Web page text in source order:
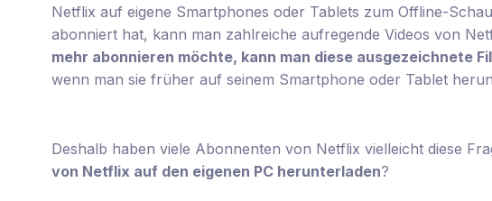
Netflix auf eigene Smartphones oder Tablets zum Offline-
abonniert hat, kann man zahlreiche aufregende Videos von
mehr abonnieren möchte, kann man diese ausgezeichnete
wenn man sie früher auf seinem Smartphone oder Tablet
Deshalb haben viele Abonnenten von Netflix vielleicht diese
von Netflix auf den eigenen PC herunterladen?